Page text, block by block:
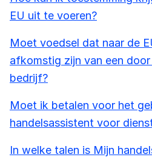
EU uit te voeren?
Moet voedsel dat naar de
afkomstig zijn van een
bedrijf?
Moet ik betalen voor het
handelsassistent voor
In welke talen is Mijn